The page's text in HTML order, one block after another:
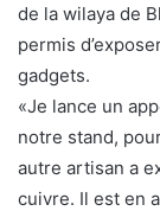
de la wilaya de
permis
gadgets.
«Je lance un
notre stand,
autre artisan a
cuivre. Il est en